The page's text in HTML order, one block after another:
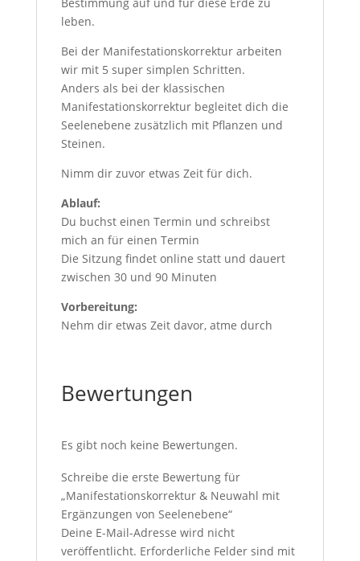
leben.
Bei der Manifestationskorrektur arbeiten
wir mit 5 super simplen Schritten.
Anders als bei der klassischen
Manifestationskorrektur begleitet dich die
Seelenebene zusätzlich mit Pflanzen und
Steinen.
Nimm dir zuvor etwas Zeit für dich.
Ablauf:
Du buchst einen Termin und schreibst
mich an für einen Termin
Die Sitzung findet online statt und dauert
zwischen 30 und 90 Minuten
Vorbereitung:
Nehm dir etwas Zeit davor, atme durch
Bewertungen
Es gibt noch keine Bewertungen.
Schreibe die erste Bewertung für
„Manifestationskorrektur & Neuwahl mit
Ergänzungen von Seelenebene“
Deine E-Mail-Adresse wird nicht
veröffentlicht. Erforderliche Felder sind mit